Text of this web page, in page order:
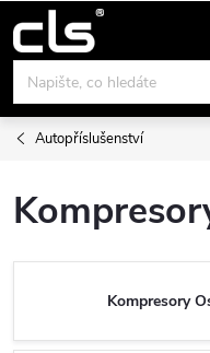
na
obsah
Autopříslušenství
Kompresory